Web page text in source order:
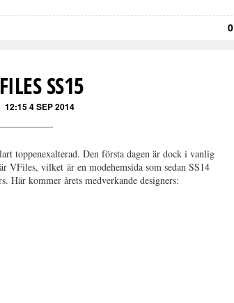
0
SS15
12:15 4 SEP 2014
toppenexalterad. Den första dagen är dock i vanlig
VFiles, vilket är en modehemsida som sedan SS14
Här kommer årets medverkande designers: